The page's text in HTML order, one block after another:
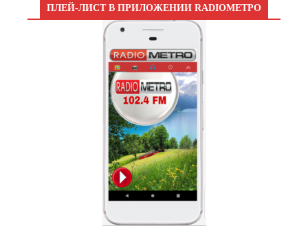
ПЛЕЙ-ЛИСТ В ПРИЛОЖЕНИИ RADIOМЕТРО